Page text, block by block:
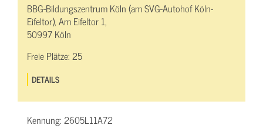
BBG-Bildungszentrum Köln (am SVG-Autohof Köln-
Eifeltor), Am Eifeltor 1,
50997 Köln
Freie Plätze:25
DETAILS
Kennung:2605L11A72